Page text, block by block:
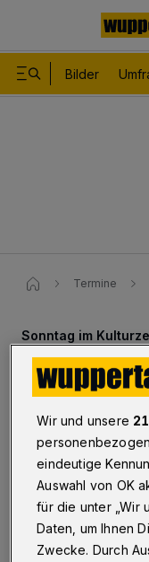
Bilder
Termine
Sonntag im
Kulturen
Wuppertal·Dank
„NRWeltoffen“
Sonntag (6.
Kulturzentrum
besondere
Muslimisch -
Wir und unsere
eindeutige
Auswahl von OK
für die unter „Wir
Daten, um Ihnen
Zwecke. Durch